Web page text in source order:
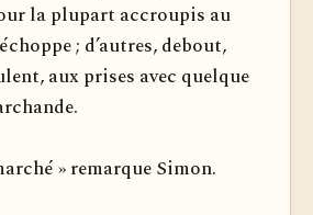
la plupart accroupis au
; d’autres, debout,
aux prises avec quelque
» remarque Simon.